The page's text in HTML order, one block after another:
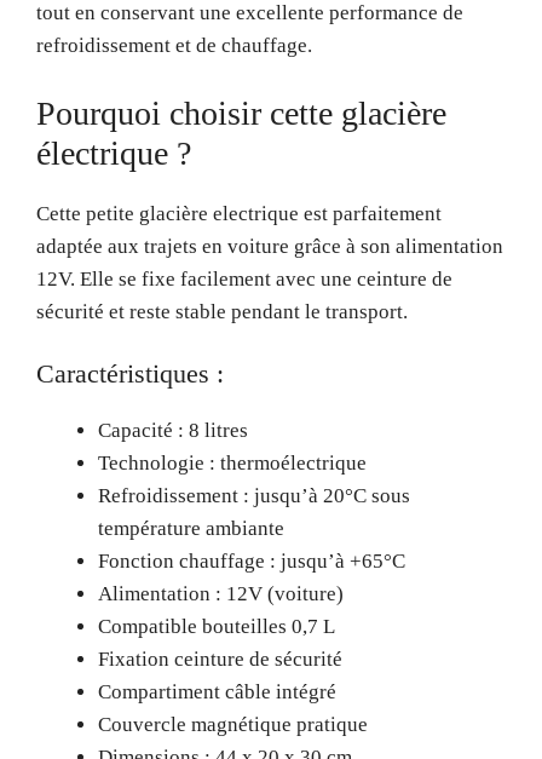
tout en conservant une excellente performance de
refroidissement et de chauffage.
Pourquoi choisir cette glacière
électrique ?
Cette petite glacière electrique est parfaitement
adaptée aux trajets en voiture grâce à son alimentation
12V. Elle se fixe facilement avec une ceinture de
sécurité et reste stable pendant le transport.
Caractéristiques :
Capacité : 8 litres
Technologie : thermoélectrique
Refroidissement : jusqu’à 20°C sous
température ambiante
Fonction chauffage : jusqu’à +65°C
Alimentation : 12V (voiture)
Compatible bouteilles 0,7 L
Fixation ceinture de sécurité
Compartiment câble intégré
Couvercle magnétique pratique